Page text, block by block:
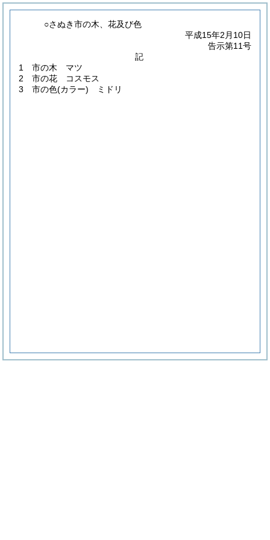
○さぬき市の木、花及び色
平成15年2月10日
告示第11号
記
1 市の木 マツ
2 市の花 コスモス
3 市の色(カラー) ミドリ